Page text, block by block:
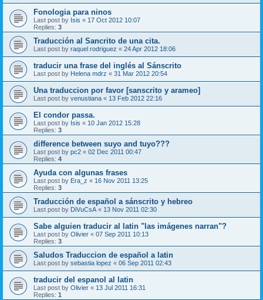
Fonologia para ninos
Last post by Isis « 17 Oct 2012 10:07
Replies: 3
Traducción al Sancrito de una cita.
Last post by raquel rodriguez « 24 Apr 2012 18:06
traducir una frase del inglés al Sánscrito
Last post by Helena mdrz « 31 Mar 2012 20:54
Una traduccion por favor [sanscrito y arameo]
Last post by venustiana « 13 Feb 2012 22:16
El condor passa.
Last post by Isis « 10 Jan 2012 15:28
Replies: 3
difference between suyo and tuyo???
Last post by pc2 « 02 Dec 2011 00:47
Replies: 4
Ayuda con algunas frases
Last post by Era_z « 16 Nov 2011 13:25
Replies: 3
Traducción de español a sánscrito y hebreo
Last post by DiVuCsA« 13 Nov 2011 02:30
Sabe alguien traducir al latin "las imágenes narran"?
Last post by Olivier « 07 Sep 2011 10:13
Replies: 3
Saludos Traduccion de español a latin
Last post by sebastia lopez « 06 Sep 2011 02:43
traducir del espanol al latin
Last post by Olivier « 13 Jul 2011 16:31
Replies: 1